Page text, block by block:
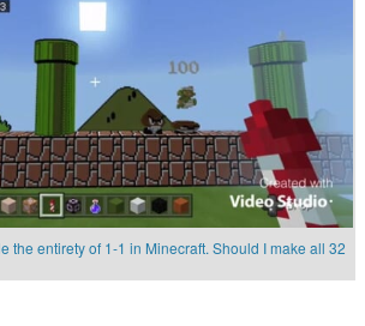
the entirety of 1-1 in Minecraft. Should I make all 32